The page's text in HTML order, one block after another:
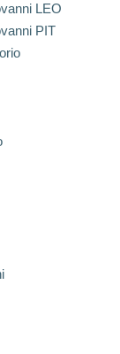
LEO
PIT